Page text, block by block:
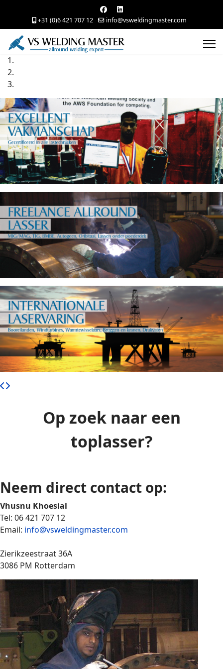
+31 (0)6 421 707 12 info@vsweldingmaster.com
Op zoek naar een
toplasser?
Neem direct contact op:
Vhusnu Khoesial
Tel: 06 421 707 12
Email: info@vsweldingmaster.com
Zierikzeestraat 36A
3086 PM Rotterdam